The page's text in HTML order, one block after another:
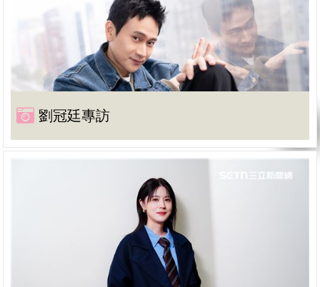
劉冠廷專訪